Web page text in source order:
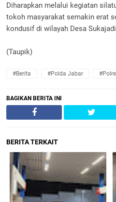
Diharapkan melalui kegiatan
tokoh masyarakat semakin erat
kondusif di wilayah Desa
(Taupik)
#Berita #Polda Jabar
BAGIKAN BERITA INI
BERITA TERKAIT